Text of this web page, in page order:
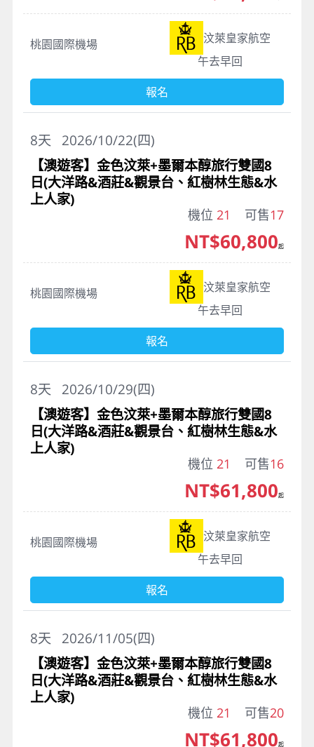
桃園國際機場
汶萊皇家航空
午去早回
報名
2026/10/22(四)
8天
【澳遊客】金色汶萊+墨爾本醇旅行雙國8
日(大洋路&酒莊&觀景台、紅樹林生態&水
上人家)
機位 21 可售17
桃園國際機場
汶萊皇家航空
午去早回
NT$60,800起
報名
2026/10/29(四)
8天
【澳遊客】金色汶萊+墨爾本醇旅行雙國8
日(大洋路&酒莊&觀景台、紅樹林生態&水
上人家)
機位 21 可售16
桃園國際機場
汶萊皇家航空
午去早回
NT$61,800起
報名
2026/11/05(四)
8天
【澳遊客】金色汶萊+墨爾本醇旅行雙國8
日(大洋路&酒莊&觀景台、紅樹林生態&水
上人家)
機位 21 可售20
NT$61,800起